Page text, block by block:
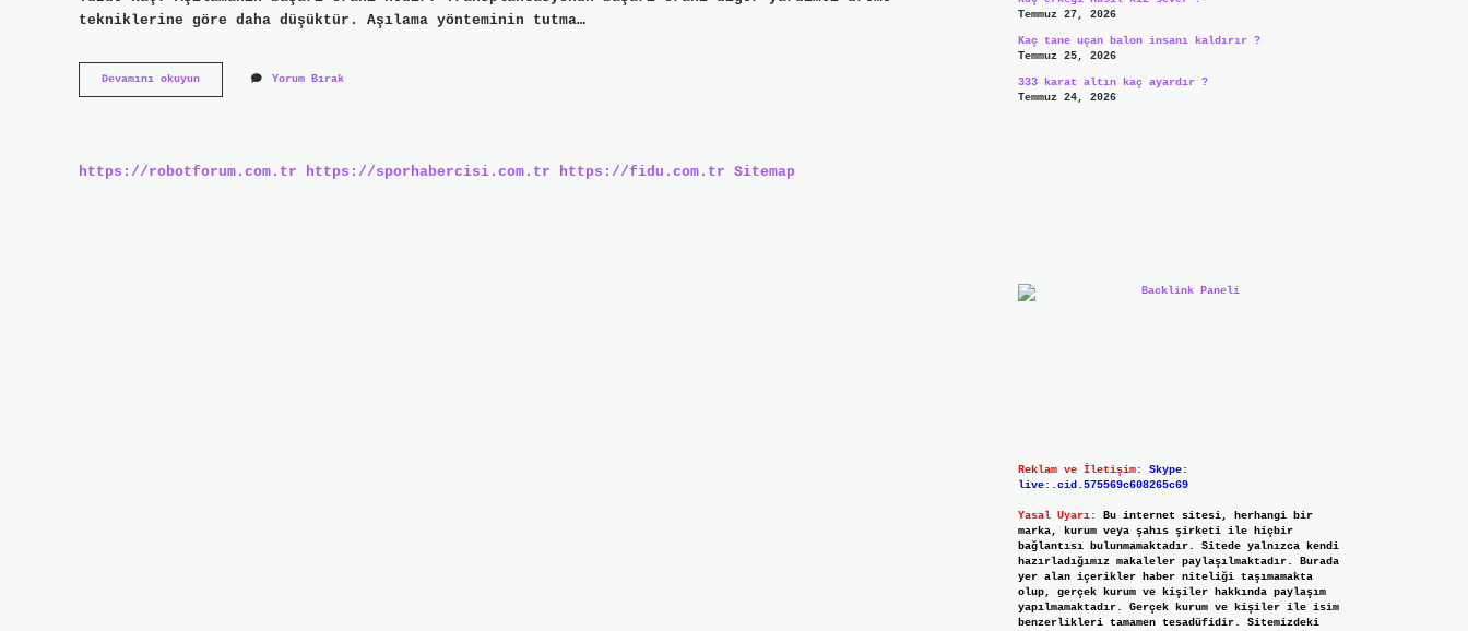
tekniklerine göre daha düşüktür. Aşılama yönteminin tutma…
Devamını okuyunAşılama
Kimlere
Yorum Bırak
https://robotforum.com.tr https://sporhabercisi.com.tr https://fidu.com.tr Sitemap
Temmuz 27, 2026
Kaç tane uçan balon insanı kaldırır ?
Temmuz 25, 2026
333 karat altın kaç ayardır ?
Temmuz 24, 2026
Reklam ve İletişim:
Skype:
live:.cid.575569c608265c69
Yasal Uyarı:
Bu internet sitesi, herhangi bir
marka, kurum veya şahıs şirketi ile hiçbir
bağlantısı bulunmamaktadır. Sitede yalnızca kendi
hazırladığımız makaleler paylaşılmaktadır. Burada
yer alan içerikler haber niteliği taşımamakta
olup, gerçek kurum ve kişiler hakkında paylaşım
yapılmamaktadır. Gerçek kurum ve kişiler ile isim
benzerlikleri tamamen tesadüfidir. Sitemizdeki